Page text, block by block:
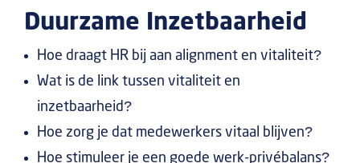
Duurzame Inzetbaarheid
Hoe draagt HR bij aan alignment en vitaliteit?
Wat is de link tussen vitaliteit en
inzetbaarheid?
Hoe zorg je dat medewerkers vitaal blijven?
Hoe stimuleer je een goede werk-privébalans?